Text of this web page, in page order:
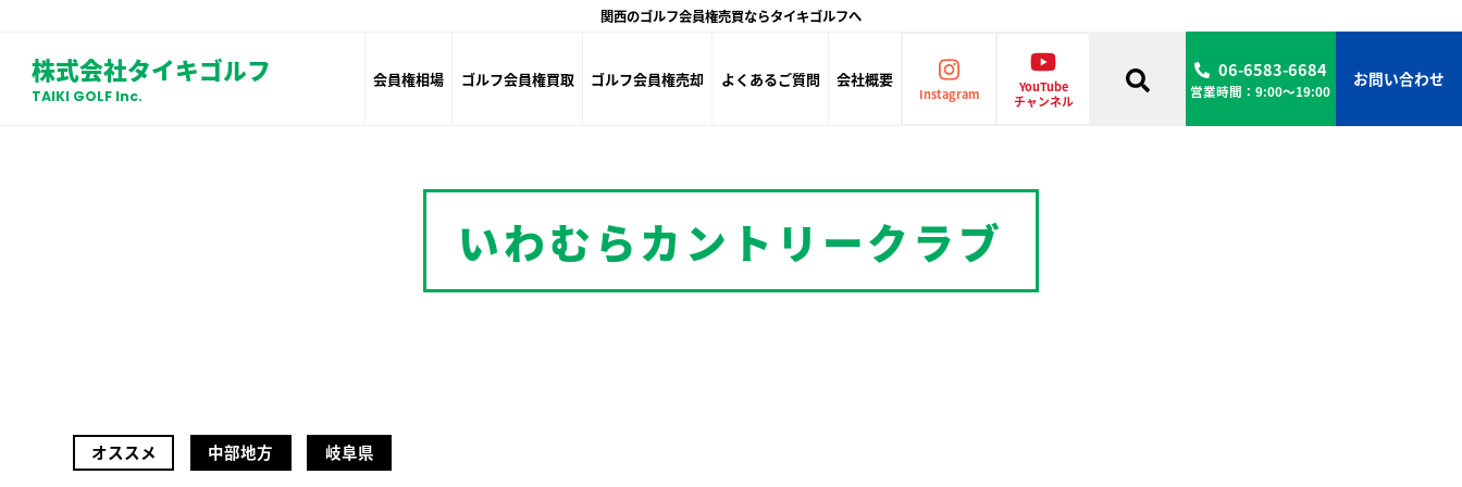
関西のゴルフ会員権売買ならタイキゴルフへ
株式会社タイキゴルフ
TAIKI GOLF Inc.
会員権相場 ゴルフ会員権買取 ゴルフ会員権売却 よくあるご質問 会社概要
Instagram
YouTube
チャンネル
06-6583-6684
営業時間：9:00〜19:00
お問い合わせ
いわむらカントリークラブ
オススメ 中部地方 岐阜県